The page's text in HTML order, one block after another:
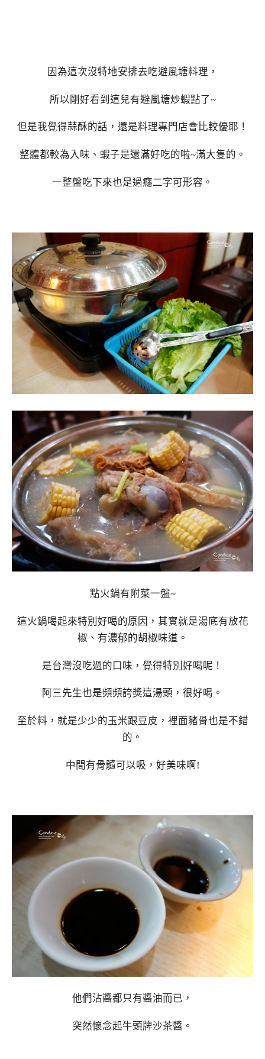
因為這次沒特地安排去吃避風塘料理，
所以剛好看到這兒有避風塘炒蝦點了~
但是我覺得蒜酥的話，還是料理專門店會比較優耶！
整體都較為入味、蝦子是還滿好吃的啦~滿大隻的。
一整盤吃下來也是過癮二字可形容。
點火鍋有附菜一盤~
這火鍋喝起來特別好喝的原因，其實就是湯底有放花
椒、有濃郁的胡椒味道。
是台灣沒吃過的口味，覺得特別好喝呢！
阿三先生也是頻頻誇獎這湯頭，很好喝。
至於料，就是少少的玉米跟豆皮，裡面豬骨也是不錯
的。
中間有骨髓可以吸，好美味啊!
他們沾醬都只有醬油而已，
突然懷念起牛頭牌沙茶醬。